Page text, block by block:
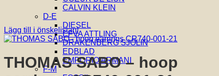
CALVIN KLEIN
D-E
DIESEL
EFVA ATTLING
DRAKENBERG SJÖLIN
EDBLAD
EMPORIO ARMANI
F-M
Lägg till i önskelistan!
THOMAS SABO – hoop